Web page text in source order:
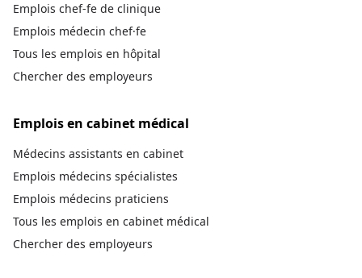
Emplois chef-fe de clinique
Emplois médecin chef·fe
Tous les emplois en hôpital
Chercher des employeurs
Emplois en cabinet médical
Médecins assistants en cabinet
Emplois médecins spécialistes
Emplois médecins praticiens
Tous les emplois en cabinet médical
Chercher des employeurs